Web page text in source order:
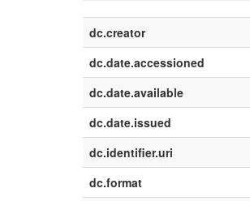
dc.creator
dc.date.accessioned
dc.date.available
dc.date.issued
dc.identifier.uri
dc.format